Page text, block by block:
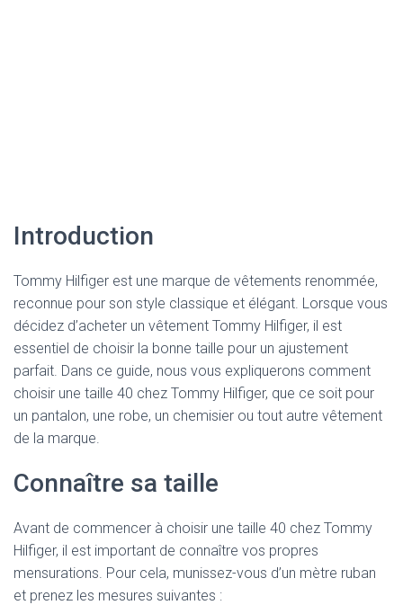
Introduction
Tommy Hilfiger est une marque de vêtements renommée,
reconnue pour son style classique et élégant. Lorsque vous
décidez d’acheter un vêtement Tommy Hilfiger, il est
essentiel de choisir la bonne taille pour un ajustement
parfait. Dans ce guide, nous vous expliquerons comment
choisir une taille 40 chez Tommy Hilfiger, que ce soit pour
un pantalon, une robe, un chemisier ou tout autre vêtement
de la marque.
Connaître sa taille
Avant de commencer à choisir une taille 40 chez Tommy
Hilfiger, il est important de connaître vos propres
mensurations. Pour cela, munissez-vous d’un mètre ruban
et prenez les mesures suivantes :